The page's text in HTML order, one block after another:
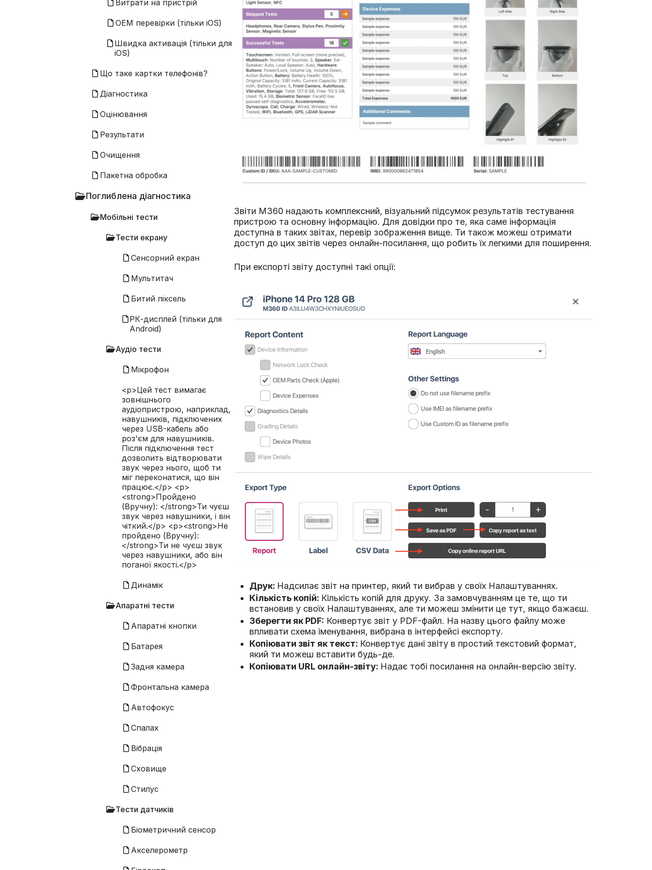
Цей тест вимагає зовнішнього аудіопристрою, наприклад,
навушників, підключених через USB-кабель або роз'єм
для навушників. Після підключення тест дозволить
відтворювати звук через нього, щоб ти міг переконатися,
що він працює.
Пройдено (Вручну):Ти чуєш звук через навушники, і він
Не пройдено (Вручну):Ти не чуєш звук через навушники,
або він поганої якості.
Витрати на пристрій
OEM перевірки (тільки iOS)
Швидка активація (тільки для
iOS)
Що таке картки телефонів?
Діагностика
Оцінювання
Результати
Очищення
Пакетна обробка
Поглиблена діагностика
Мобільні тести
Тести екрану
Сенсорний екран
Мультитач
Битий піксель
РК-дисплей (тільки для
Android)
Аудіо тести
Мікрофон
<p>Цей тест вимагає
зовнішнього
аудіопристрою, наприклад,
навушників, підключених
через USB-кабель або
роз'єм для навушників.
Після підключення тест
дозволить відтворювати
звук через нього, щоб ти
міг переконатися, що він
працює.</p> <p>
<strong>Пройдено
(Вручну): </strong>Ти чуєш
звук через навушники, і він
чіткий.</p> <p><strong>Не
пройдено (Вручну):
</strong>Ти не чуєш звук
через навушники, або він
поганої якості.</p>
Динамік
Апаратні тести
Апаратні кнопки
Батарея
Задня камера
Фронтальна камера
Автофокус
Спалах
Вібрація
Сховище
Стилус
Тести датчиків
Біометричний сенсор
Акселерометр
Звіти M360 надають комплексний, візуальний підсумок результатів тестування
пристрою та основну інформацію. Для довідки про те, яка саме інформація
доступна в таких звітах, перевір зображення вище. Ти також можеш отримати
доступ до цих звітів через онлайн-посилання, що робить їх легкими для поширення.
При експорті звіту доступні такі опції:
Друк: Надсилає звіт на принтер, який ти вибрав у своїх Налаштуваннях.
Кількість копій: Кількість копій для друку. За замовчуванням це те, що ти
встановив у своїх Налаштуваннях, але ти можеш змінити це тут, якщо бажаєш.
Зберегти як PDF: Конвертує звіт у PDF-файл. На назву цього файлу може
впливати схема іменування, вибрана в інтерфейсі експорту.
Копіювати звіт як текст: Конвертує дані звіту в простий текстовий формат,
який ти можеш вставити будь-де.
Копіювати URL онлайн-звіту: Надає тобі посилання на онлайн-версію звіту.